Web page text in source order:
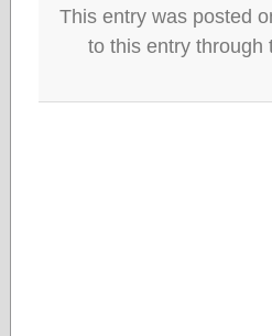
This entry was posted
to this entry through